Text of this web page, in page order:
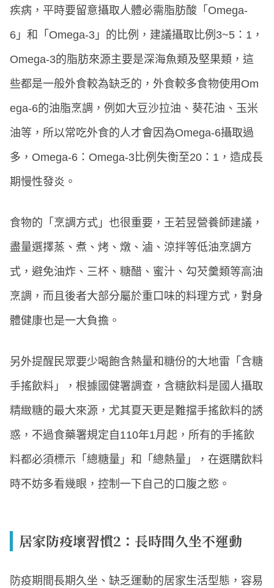
疾病，平時要留意攝取人體必需脂肪酸「Omega-
6」和「Omega-3」的比例，建議攝取比例3~5：1，
Omega-3的脂肪來源主要是深海魚類及堅果類，這
些都是一般外食較為缺乏的，外食較多食物使用Om
ega-6的油脂烹調，例如大豆沙拉油、葵花油、玉米
油等，所以常吃外食的人才會因為Omega-6攝取過
多，Omega-6：Omega-3比例失衡至20：1，造成長
期慢性發炎。
食物的「烹調方式」也很重要，王若昱營養師建議，
盡量選擇蒸、煮、烤、燉、滷、涼拌等低油烹調方
式，避免油炸、三杯、糖醋、蜜汁、勾芡羹類等高油
烹調，而且後者大部分屬於重口味的料理方式，對身
體健康也是一大負擔。
另外提醒民眾要少喝飽含熱量和糖份的大地雷「含糖
手搖飲料」，根據國健署調查，含糖飲料是國人攝取
精緻糖的最大來源，尤其夏天更是難擋手搖飲料的誘
惑，不過食藥署規定自110年1月起，所有的手搖飲
料都必須標示「總糖量」和「總熱量」，在選購飲料
時不妨多看幾眼，控制一下自己的口腹之慾。
居家防疫壞習慣2：長時間久坐不運動
防疫期間長期久坐、缺乏運動的居家生活型態，容易